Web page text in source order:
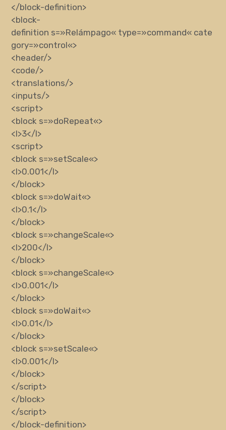
</block-definition>
<block-
definition s=»Relámpago« type=»command« cate
gory=»control«>
<header/>
<code/>
<translations/>
<inputs/>
<script>
<block s=»doRepeat«>
<l>3</l>
<script>
<block s=»setScale«>
<l>0.001</l>
</block>
<block s=»doWait«>
<l>0.1</l>
</block>
<block s=»changeScale«>
<l>200</l>
</block>
<block s=»changeScale«>
<l>0.001</l>
</block>
<block s=»doWait«>
<l>0.01</l>
</block>
<block s=»setScale«>
<l>0.001</l>
</block>
</script>
</block>
</script>
</block-definition>